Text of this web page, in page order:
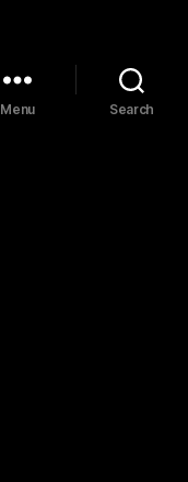
Menu Search